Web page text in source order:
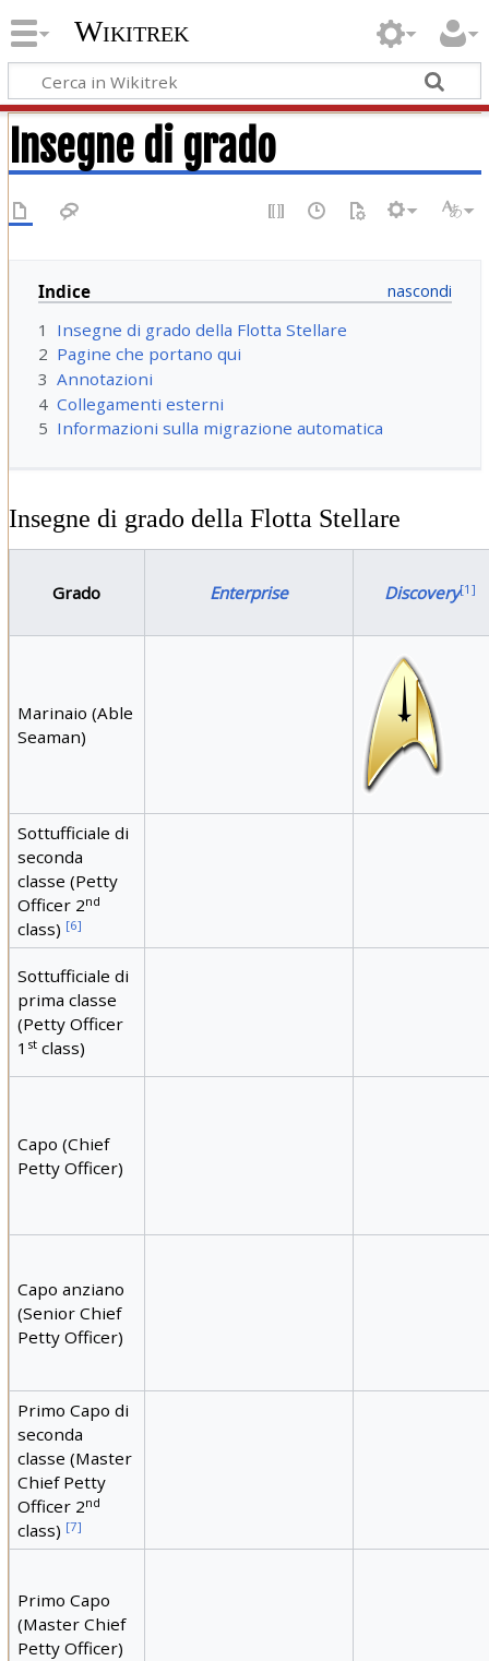
Wikitrek
Insegne di grado
Indice
1
Insegne di grado della Flotta Stellare
2 Pagine che portano qui
3 Annotazioni
4 Collegamenti esterni
5 Informazioni sulla migrazione automatica
Insegne di grado della Flotta Stellare
Grado Enterprise Discovery[1]
Marinaio (Able
Seaman)
Sottufficiale di
seconda
classe (Petty
Officer 2nd
class) [6]
Sottufficiale di
prima classe
(Petty Officer
1 st class)
Capo (Chief
Petty Officer)
Capo anziano
(Senior Chief
Petty Officer)
Primo Capo di
seconda
classe (Master
Chief Petty
Officer 2nd
class) [7]
Primo Capo
(Master Chief
Petty Officer)